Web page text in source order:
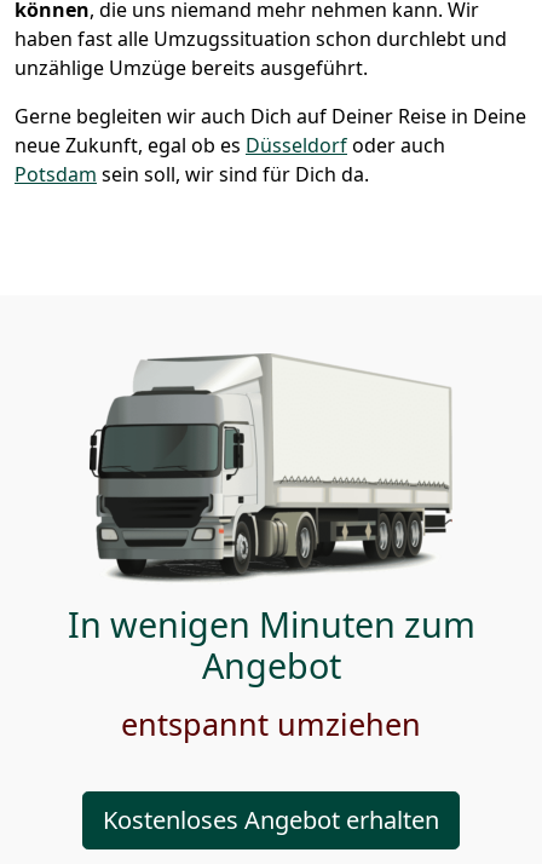
können, die uns niemand mehr nehmen kann. Wir
haben fast alle Umzugssituation schon durchlebt und
unzählige Umzüge bereits ausgeführt.
Gerne begleiten wir auch Dich auf Deiner Reise in Deine
neue Zukunft, egal ob es Düsseldorfoder auch
Potsdam sein soll, wir sind für Dich da.
In wenigen Minuten zum
Angebot
entspannt umziehen
Kostenloses Angebot erhalten